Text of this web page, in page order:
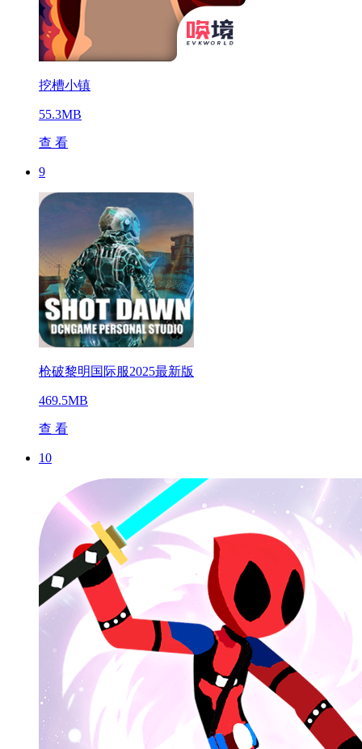
挖槽小镇
55.3MB
查 看
9
枪破黎明国际服2025最新版
469.5MB
查 看
10